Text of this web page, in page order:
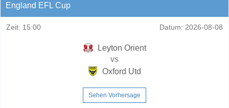
England EFL Cup
Zeit: 15:00 Datum: 2026-08-08
Leyton Orient
vs
Oxford Utd
Sehen Vorhersage